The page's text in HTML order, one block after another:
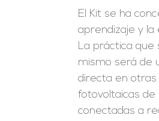
El Kit se ha
aprendizaje y la
La práctica que
mismo será de
directa en otras
fotovoltaicas
conectadas a